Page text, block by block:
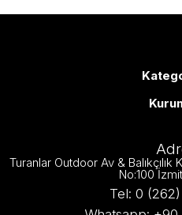
Turanlar Outdoor Av &
No:100
Tel: 0